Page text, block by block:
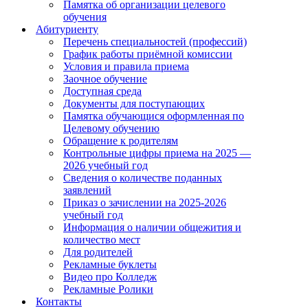
Памятка об организации целевого
обучения
Абитуриенту
Перечень специальностей (профессий)
График работы приёмной комиссии
Условия и правила приема
Заочное обучение
Доступная среда
Документы для поступающих
Памятка обучающися оформленная по
Целевому обучению
Обращение к родителям
Контрольные цифры приема на 2025 —
2026 учебный год
Сведения о количестве поданных
заявлений
Приказ о зачислении на 2025-2026
учебный год
Информация о наличии общежития и
количество мест
Для родителей
Рекламные буклеты
Видео про Колледж
Рекламные Ролики
Контакты